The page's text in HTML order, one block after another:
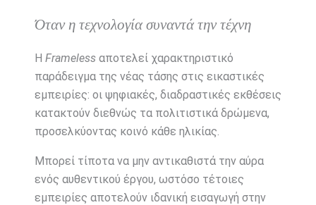
Όταν η τεχνολογία συναντά την τέχνη
Η Framelessαποτελεί χαρακτηριστικό
παράδειγμα της νέας τάσης στις εικαστικές
εμπειρίες: οι ψηφιακές, διαδραστικές εκθέσεις
κατακτούν διεθνώς τα πολιτιστικά δρώμενα,
προσελκύοντας κοινό κάθε ηλικίας.
Μπορεί τίποτα να μην αντικαθιστά την αύρα
ενός αυθεντικού έργου, ωστόσο τέτοιες
εμπειρίες αποτελούν ιδανική εισαγωγή στην